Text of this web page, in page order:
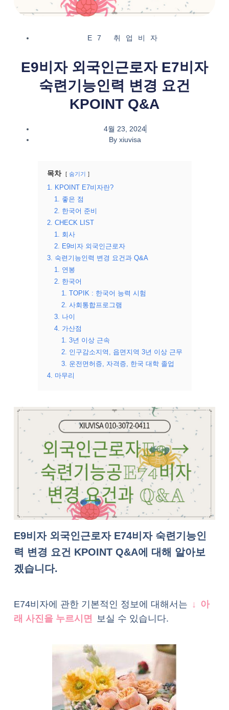
E7 취업비자
E9비자 외국인근로자 E7비자
숙련기능인력 변경 요건
KPOINT Q&A
4월 23, 2024
Byxiuvisa
목차 숨기기
1. KPOINT E7비자란?
1. 좋은 점
2. 한국어 준비
2. CHECK LIST
1. 회사
2. E9비자 외국인근로자
3. 숙련기능인력 변경 요건과 Q&A
1. 연봉
2. 한국어
1. TOPIK : 한국어 능력 시험
2. 사회통합프로그램
3. 나이
4. 가산점
1. 3년 이상 근속
2. 인구감소지역, 읍면지역 3년 이상 근무
3. 운전면허증, 자격증, 한국 대학 졸업
4. 마무리
E9비자 외국인근로자 E74비자 숙련기능인
력 변경 요건 KPOINT Q&A에 대해 알아보
겠습니다.
E74비자에 관한 기본적인 정보에 대해서는 ↓ 아
래 사진을 누르시면
보실 수 있습니다.